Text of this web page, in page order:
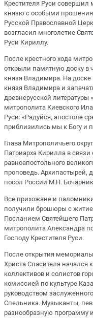
Крестителя Руси совершил
князю с особыми
Русской Православной
возгласил многолетие
Руси Кириллу.
После крестного хода
открыли памятную доску в
князя Владимира. На доске
князя Владимира и
древнерусской литературы
митрополита Киевского
Руси: «Радуйся, апостоле
приблизились мы к Богу и
Глава Митрополичьего
Патриарха Кирилла в связи
равноапостольного
проповедь. Архипастырей,
посол России М.Н.
Все прихожане и
получили брошюры с
Посланием Святейшего
митрополита Александра
Господу Крестителя Руси.
После открытия
Христа Спасителя начался
коллективов и солистов
комиссией по культуре
руководством
Спельника. Музыканты,
разнообразную программу